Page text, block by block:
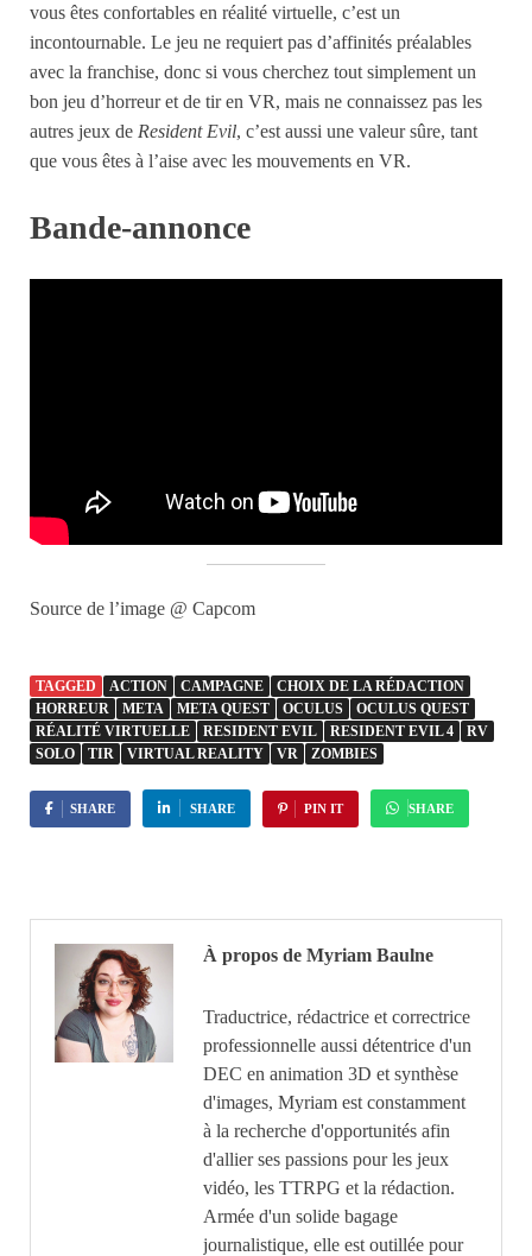
vous êtes confortables en réalité virtuelle, c’est un
incontournable. Le jeu ne requiert pas d’affinités préalables
avec la franchise, donc si vous cherchez tout simplement un
bon jeu d’horreur et de tir en VR, mais ne connaissez pas les
autres jeux de Resident Evil, c’est aussi une valeur sûre, tant
que vous êtes à l’aise avec les mouvements en VR.
Bande-annonce
Source de l’image @ Capcom
TAGGED ACTION CAMPAGNE
CHOIX DE LA RÉDACTION
HORREUR
META META QUEST OCULUS
OCULUS QUEST
RÉALITÉ VIRTUELLE
RESIDENT EVIL RESIDENT EVIL 4
RV
SOLO
TIR VIRTUAL REALITY VR ZOMBIES
SHARE SHARE PIN IT SHARE
À propos de Myriam Baulne
Traductrice, rédactrice et correctrice
professionnelle aussi détentrice d'un
DEC en animation 3D et synthèse
d'images, Myriam est constamment
à la recherche d'opportunités afin
d'allier ses passions pour les jeux
vidéo, les TTRPG et la rédaction.
Armée d'un solide bagage
journalistique, elle est outillée pour